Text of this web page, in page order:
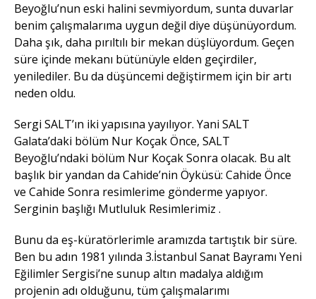
Beyoğlu’nun eski halini sevmiyordum, sunta duvarlar
benim çalışmalarıma uygun değil diye düşünüyordum.
Daha şık, daha pırıltılı bir mekan düşlüyordum. Geçen
süre içinde mekanı bütünüyle elden geçirdiler,
yenilediler. Bu da düşüncemi değiştirmem için bir artı
neden oldu.
Sergi SALT’ın iki yapısına yayılıyor. Yani SALT
Galata’daki bölüm Nur Koçak Önce, SALT
Beyoğlu’ndaki bölüm Nur Koçak Sonra olacak. Bu alt
başlık bir yandan da Cahide’nin Öyküsü: Cahide Önce
ve Cahide Sonra resimlerime gönderme yapıyor.
Serginin başlığı Mutluluk Resimlerimiz .
Bunu da eş-küratörlerimle aramızda tartıştık bir süre.
Ben bu adın 1981 yılında 3.İstanbul Sanat Bayramı Yeni
Eğilimler Sergisi’ne sunup altın madalya aldığım
projenin adı olduğunu, tüm çalışmalarımı